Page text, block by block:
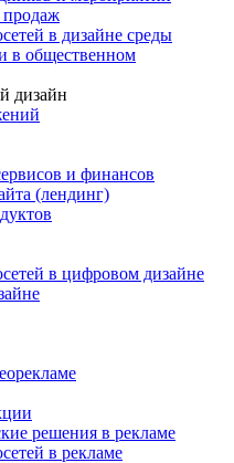
продаж
в дизайне среды
в общественном
дизайн
и финансов
(лендинг)
в цифровом дизайне
решения в рекламе
в рекламе